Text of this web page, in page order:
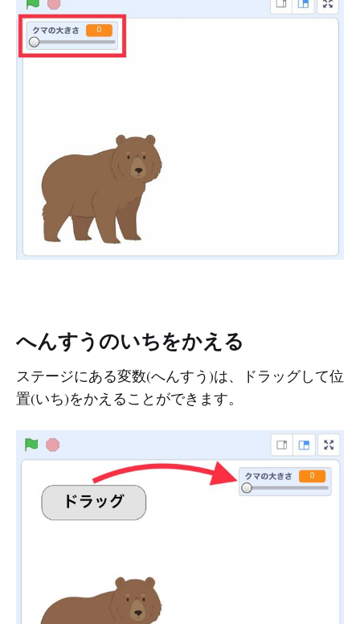
へんすうのいちをかえる
ステージにある変数(へんすう)は、ドラッグして位
置(いち)をかえることができます。